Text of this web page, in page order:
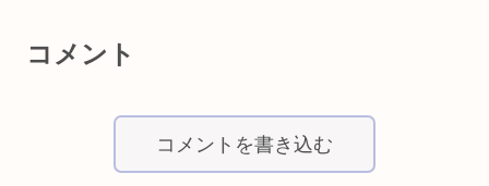
コメント
コメントを書き込む